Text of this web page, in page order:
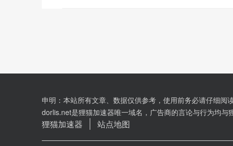
申明：本站所有文章、数据仅供参考，使用前务必请仔细阅
dorlis.net是狸猫加速器唯一域名，广告商的言论与行为均与
狸猫加速器 站点地图